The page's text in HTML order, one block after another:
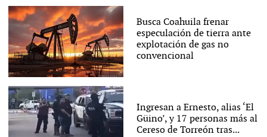
Busca Coahuila frenar
especulación de tierra ante
explotación de gas no
convencional
Ingresan a Ernesto, alias ‘El
Güino’, y 17 personas más al
Cereso de Torreón tras...